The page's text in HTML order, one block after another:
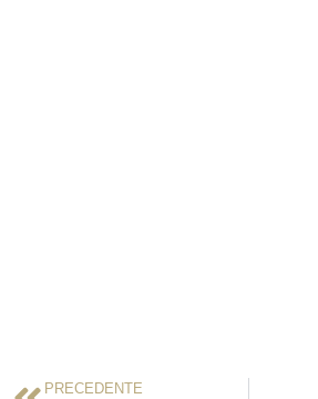
PRECEDENTE